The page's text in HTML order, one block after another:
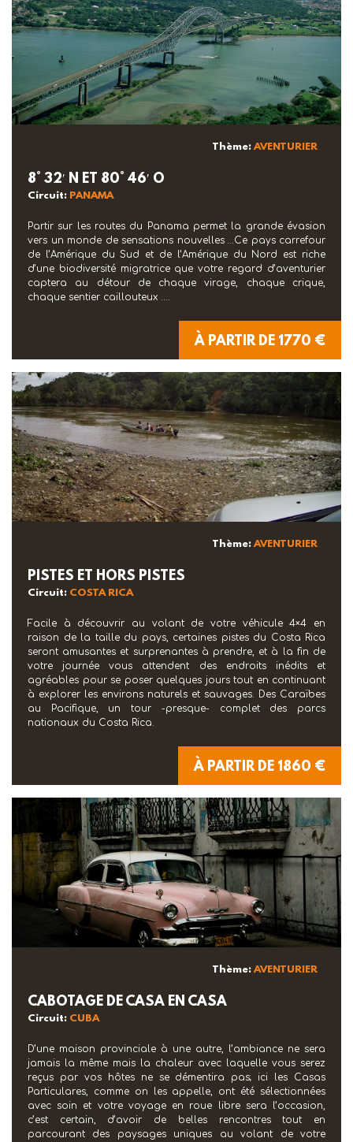
Thème:AVENTURIER
8° 32′ N ET 80° 46′ O
Circuit: PANAMA
Partir sur les routes du Panama permet la grande évasion
vers un monde de sensations nouvelles …Ce pays carrefour
de l’Amérique du Sud et de l’Amérique du Nord est riche
d’une biodiversité migratrice que votre regard d’aventurier
captera au détour de chaque virage, chaque crique,
chaque sentier caillouteux ….
À PARTIR DE 1770 €
Thème:AVENTURIER
PISTES ET HORS PISTES
Circuit: COSTA RICA
Facile à découvrir au volant de votre véhicule 4×4 en
raison de la taille du pays, certaines pistes du Costa Rica
seront amusantes et surprenantes à prendre, et à la fin de
votre journée vous attendent des endroits inédits et
agréables pour se poser quelques jours tout en continuant
à explorer les environs naturels et sauvages. Des Caraïbes
au Pacifique, un tour -presque- complet des parcs
nationaux du Costa Rica.
À PARTIR DE 1860 €
Thème:AVENTURIER
CABOTAGE DE CASA EN CASA
Circuit: CUBA
D’une maison provinciale à une autre, l’ambiance ne sera
jamais la même mais la chaleur avec laquelle vous serez
reçus par vos hôtes ne se démentira pas; ici les Casas
Particulares, comme on les appelle, ont été sélectionnées
avec soin et votre voyage en roue libre sera l’occasion,
c’est certain, d’avoir de belles rencontres tout en
parcourant des paysages uniques au volant de votre